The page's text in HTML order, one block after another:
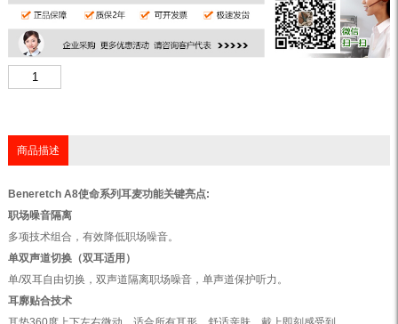
商品描述
Beneretch A8使命系列耳麦功能关键亮点:
职场噪音隔离
多项技术组合，有效降低职场噪音。
单双声道切换（双耳适用）
单/双耳自由切换，双声道隔离职场噪音，单声道保护听力。
耳廓贴合技术